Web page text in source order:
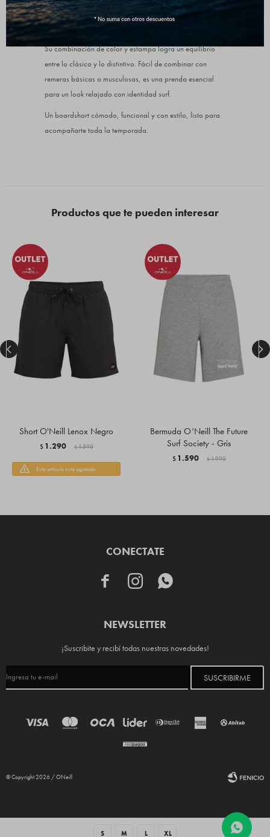
S M L XL
Su combinación de color y estampa logra un equilibrio
entre lo clásico y lo distintivo. Fácil de combinar con
remeras básicas o musculosas, es una prenda esencial
para un look relajado con identidad surf.
Un boardshort cómodo, funcional y con estilo, listo para
acompañarte toda la temporada.
Productos que te pueden interesar
Short O'Neill Lenox Negro
$ 1.290 $ 1.590
Este artículo está agotado.
Bermuda O’Neill The Future
Surf Society - Gris
$ 1.590 $ 1.990
 
CONECTATE
  
NEWSLETTER
¡Suscribite y recibí todas nuestras novedades!
SUSCRIBIRME
© Copyright 2026 / ONeill